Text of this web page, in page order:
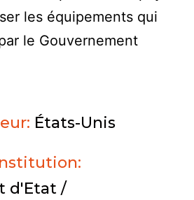
les équipements qui
le Gouvernement
États-Unis
d'Etat /